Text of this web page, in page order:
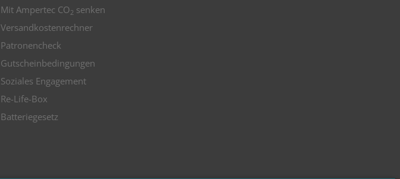
Mit Ampertec CO2 senken
Versandkostenrechner
Patronencheck
Gutscheinbedingungen
Soziales Engagement
Re-Life-Box
Batteriegesetz